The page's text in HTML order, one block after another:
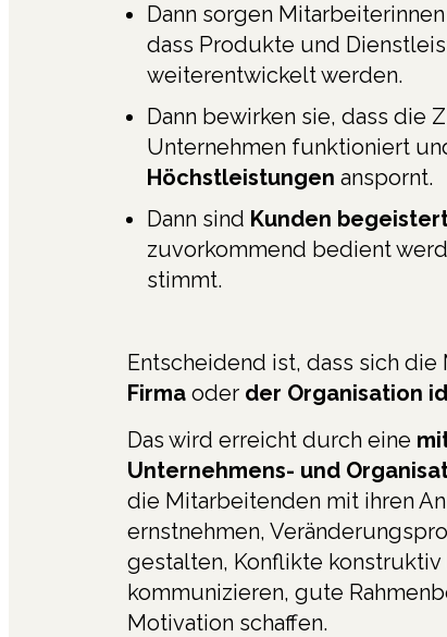
Dann sorgen
dass Produkte und
weiterentwickelt werden.
Dann bewirken sie, dass die
Unternehmen funktioniert
Höchstleistungen anspornt.
Dann sind Kunden
zuvorkommend bedient
stimmt.
Entscheidend ist, dass sich
Firma oder der Organisation
Das wird erreicht durch eine
Unternehmens- und
die Mitarbeitenden mit ihren
ernstnehmen,
gestalten, Konflikte konstruktiv
kommunizieren, gute
Motivation schaffen.